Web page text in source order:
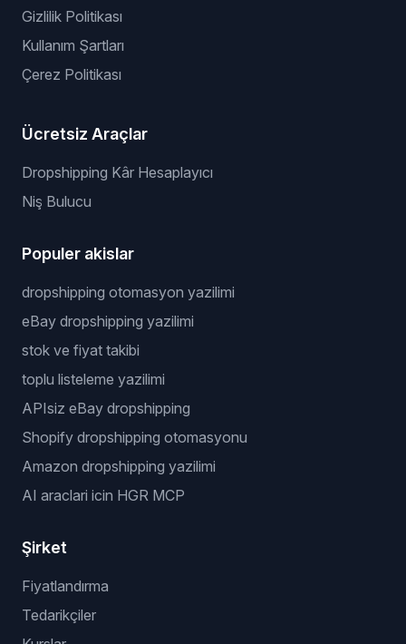
Gizlilik Politikası
Kullanım Şartları
Çerez Politikası
Ücretsiz Araçlar
Dropshipping Kâr Hesaplayıcı
Niş Bulucu
Populer akislar
dropshipping otomasyon yazilimi
eBay dropshipping yazilimi
stok ve fiyat takibi
toplu listeleme yazilimi
APIsiz eBay dropshipping
Shopify dropshipping otomasyonu
Amazon dropshipping yazilimi
AI araclari icin HGR MCP
Şirket
Fiyatlandırma
Tedarikçiler